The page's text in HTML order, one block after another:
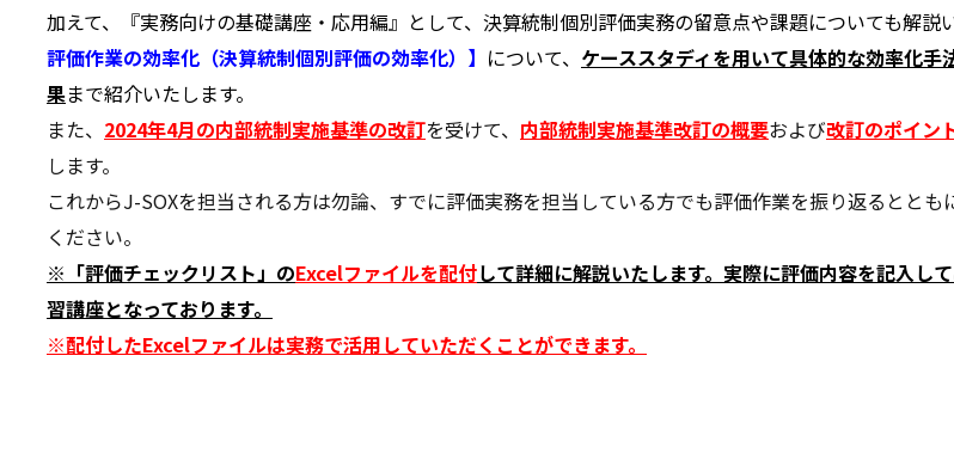
加えて、『実務向けの基礎講座・応用編』として、決算統制個別評価実務の留意点や課題についても解説
評価作業の効率化（決算統制個別評価の効率化）】 について、 ケーススタディを用いて具体的な効率化手
果まで紹介いたします。
また、 2024年4月の内部統制実施基準の改訂を受けて、 内部統制実施基準改訂の概要および改訂のポイン
します。
これからJ-SOXを担当される方は勿論、すでに評価実務を担当している方でも評価作業を振り返るとと
ください。
※「評価チェックリスト」のExcelファイルを配付して詳細に解説いたします。実際に評価内容を記入し
習講座となっております。
※配付したExcelファイルは実務で活用していただくことができます。